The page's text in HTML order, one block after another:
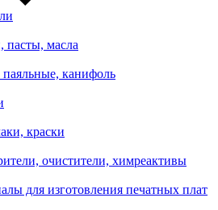
пасты, масла
канифоль
краски
очистители, химреактивы
для изготовления печатных плат